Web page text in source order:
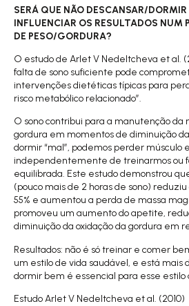
SERÁ QUE NÃO DESCANSAR/DORMIR
INFLUENCIAR OS RESULTADOS NUM
DE PESO/GORDURA?
O estudo de Arlet V Nedeltcheva et al.
falta de sono suficiente pode
intervenções dietéticas típicas para
risco metabólico relacionado”.
O sono contribui para a manutenção da
gordura em momentos de diminuição
dormir “mal”, podemos perder músculo
independentemente de treinarmos ou
equilibrada. Este estudo demonstrou
(pouco mais de 2 horas de sono)
55% e aumentou a perda de massa
promoveu um aumento do apetite,
diminuição da oxidação da gordura em
Resultados: não é só treinar e comer
um estilo de vida saudável, e está mais
dormir bem é essencial para esse estilo
Estudo Arlet V Nedeltcheva et al. (2010)